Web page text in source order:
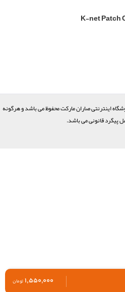
۱,۵۵۰,۰۰۰ تومان
اینترنتی صاران مارکت محفوظ می باشد و هرگونه
پیگرد قانونی می باشد.